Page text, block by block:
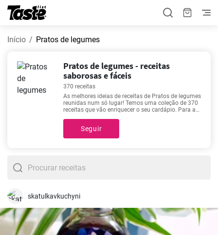
Início Pratos de legumes
Pratos de legumes - receitas
saborosas e fáceis
370 receitas
As melhores ideias de receitas de Pratos de legumes
reunidas num só lugar! Temos uma coleção de 370
receitas que vão enriquecer o seu cardápio. Para a
indicado em cada receita individualmente. Além
disso, pode encontrar informação sobre quantas
mais populares -
bruxelas no forno
Seguir
skatulkavkuchyni